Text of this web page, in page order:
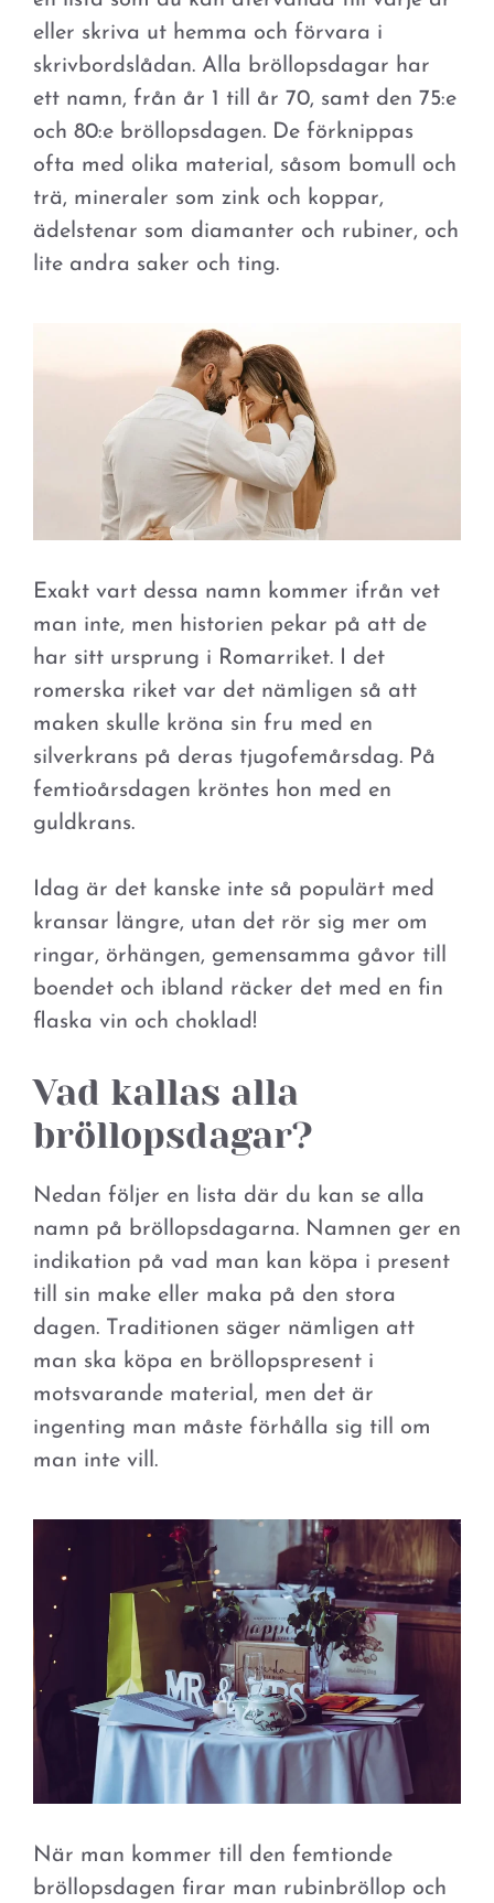
eller skriva ut hemma och förvara i
skrivbordslådan. Alla bröllopsdagar har
ett namn, från år 1 till år 70, samt den 75:e
och 80:e bröllopsdagen. De förknippas
ofta med olika material, såsom bomull och
trä, mineraler som zink och koppar,
ädelstenar som diamanter och rubiner, och
lite andra saker och ting.
Exakt vart dessa namn kommer ifrån vet
man inte, men historien pekar på att de
har sitt ursprung i Romarriket. I det
romerska riket var det nämligen så att
maken skulle kröna sin fru med en
silverkrans på deras tjugofemårsdag. På
femtioårsdagen kröntes hon med en
guldkrans.
Idag är det kanske inte så populärt med
kransar längre, utan det rör sig mer om
ringar, örhängen, gemensamma gåvor till
boendet och ibland räcker det med en fin
flaska vin och choklad!
Vad kallas alla
bröllopsdagar?
Nedan följer en lista där du kan se alla
namn på bröllopsdagarna. Namnen ger en
indikation på vad man kan köpa i present
till sin make eller maka på den stora
dagen. Traditionen säger nämligen att
man ska köpa en bröllopspresent i
motsvarande material, men det är
ingenting man måste förhålla sig till om
man inte vill.
När man kommer till den femtionde
bröllopsdagen firar man rubinbröllop och